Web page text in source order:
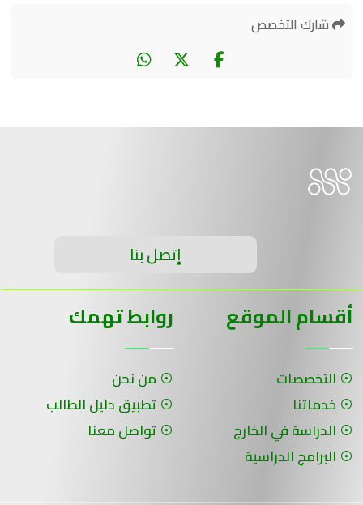
شارك التخصص
إتصل بنا
أقسام الموقع
التخصصات
خدماتنا
الدراسة في الخارج
البرامج الدراسية
روابط تهمك
من نحن
تطبيق دليل الطالب
تواصل معنا